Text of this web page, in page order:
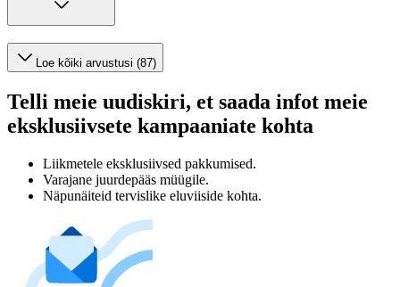
Loe kõiki arvustusi (87)
Telli meie uudiskiri, et saada infot meie
eksklusiivsete kampaaniate kohta
Liikmetele eksklusiivsed pakkumised.
Varajane juurdepääs müügile.
Näpunäiteid tervislike eluviiside kohta.